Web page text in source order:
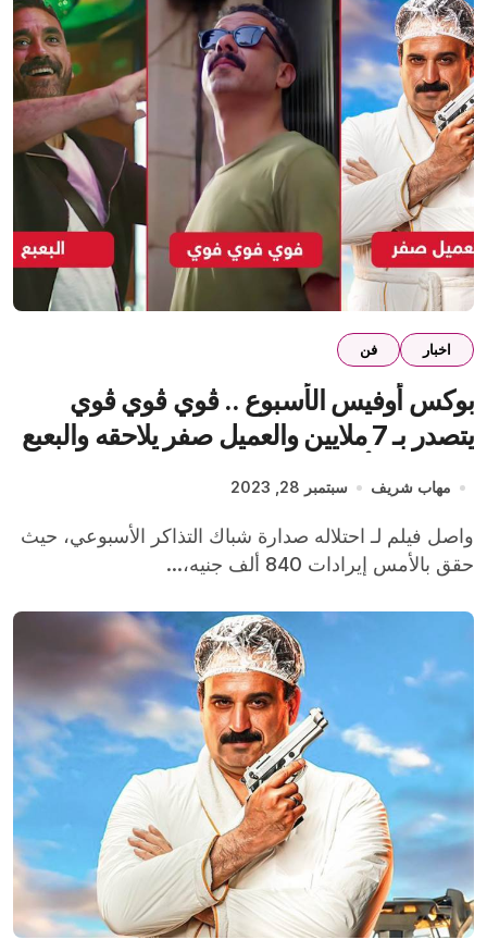
اخبار فن
بوكس أوفيس الأسبوع .. ڤوي ڤوي ڤوي
يتصدر بـ 7 ملايين والعميل صفر يلاحقه والبعبع
مهاب شريف سبتمبر 28, 2023
واصل فيلم لـ احتلاله صدارة شباك التذاكر الأسبوعي، حيث
حقق بالأمس إيرادات 840 ألف جنيه،...